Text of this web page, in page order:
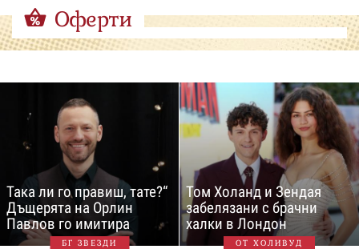
Оферти
Така ли го правиш, тате?“
Дъщерята на Орлин
Павлов го имитира
БГ ЗВЕЗДИ
Том Холанд и Зендая
забелязани с брачни
халки в Лондон
ОТ ХОЛИВУД